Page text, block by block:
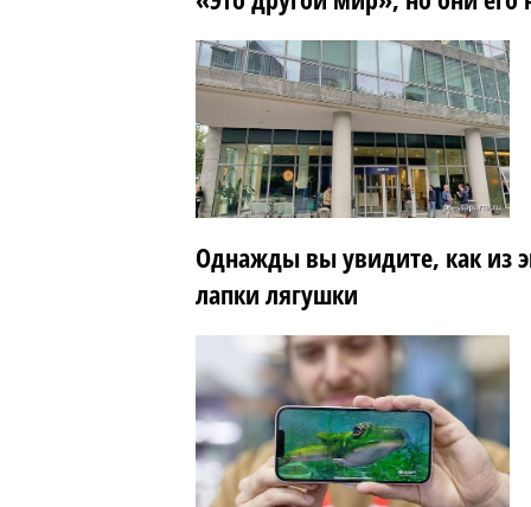
Однажды вы увидите, как из
лапки лягушки